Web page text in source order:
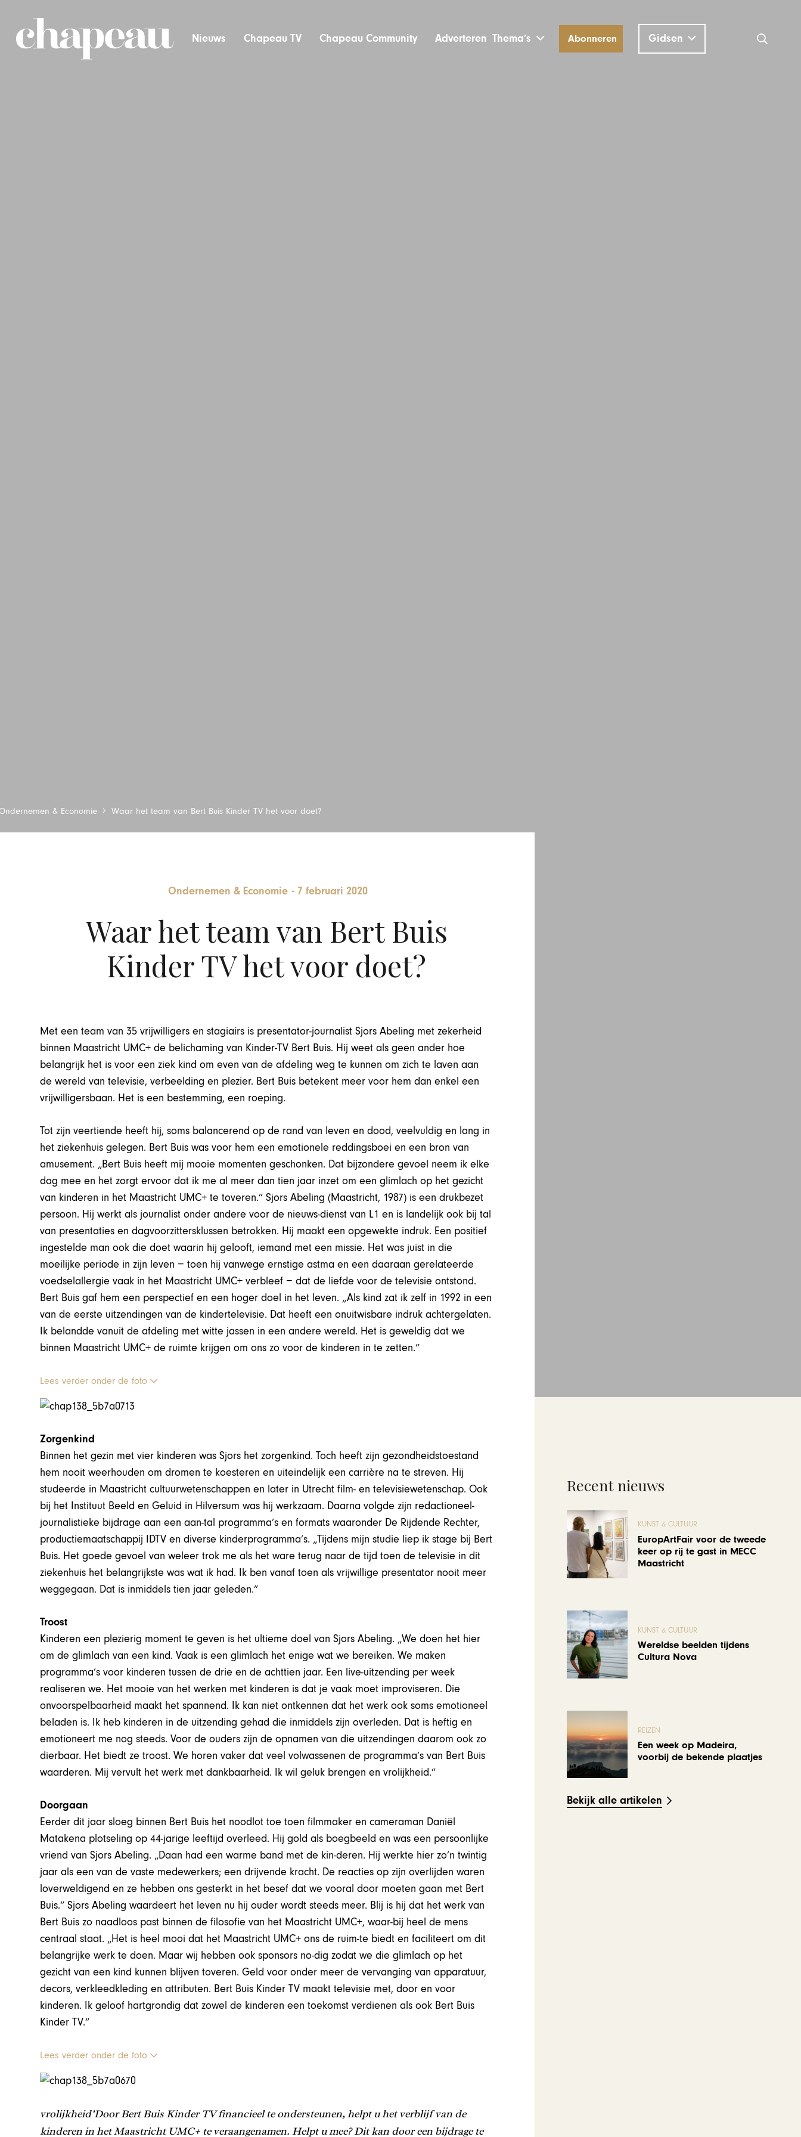
Nieuws Chapeau TV Chapeau Community Adverteren Thema’s Abonneren Gidsen
& Economie Waar het team van Bert Buis Kinder TV het voor doet?
Ondernemen & Economie - 7 februari 2020
Waar het team van Bert Buis
Kinder TV het voor doet?
Met een team van 35 vrijwilligers en stagiairs is presentator-journalist Sjors Abeling met zekerheid
binnen Maastricht UMC+ de belichaming van Kinder-TV Bert Buis. Hij weet als geen ander hoe
belangrijk het is voor een ziek kind om even van de afdeling weg te kunnen om zich te laven aan
de wereld van televisie, verbeelding en plezier. Bert Buis betekent meer voor hem dan enkel een
vrijwilligersbaan. Het is een bestemming, een roeping.
Tot zijn veertiende heeft hij, soms balancerend op de rand van leven en dood, veelvuldig en lang in
het ziekenhuis gelegen. Bert Buis was voor hem een emotionele reddingsboei en een bron van
amusement. „Bert Buis heeft mij mooie momenten geschonken. Dat bijzondere gevoel neem ik elke
dag mee en het zorgt ervoor dat ik me al meer dan tien jaar inzet om een glimlach op het gezicht
van kinderen in het Maastricht UMC+ te toveren.” Sjors Abeling (Maastricht, 1987) is een drukbezet
persoon. Hij werkt als journalist onder andere voor de nieuws-dienst van L1 en is landelijk ook bij tal
van presentaties en dagvoorzittersklussen betrokken. Hij maakt een opgewekte indruk. Een positief
ingestelde man ook die doet waarin hij gelooft, iemand met een missie. Het was juist in die
moeilijke periode in zijn leven − toen hij vanwege ernstige astma en een daaraan gerelateerde
voedselallergie vaak in het Maastricht UMC+ verbleef − dat de liefde voor de televisie ontstond.
Bert Buis gaf hem een perspectief en een hoger doel in het leven. „Als kind zat ik zelf in 1992 in een
van de eerste uitzendingen van de kindertelevisie. Dat heeft een onuitwisbare indruk achtergelaten.
Ik belandde vanuit de afdeling met witte jassen in een andere wereld. Het is geweldig dat we
binnen Maastricht UMC+ de ruimte krijgen om ons zo voor de kinderen in te zetten.”
Lees verder onder de foto
Zorgenkind
Binnen het gezin met vier kinderen was Sjors het zorgenkind. Toch heeft zijn gezondheidstoestand
hem nooit weerhouden om dromen te koesteren en uiteindelijk een carrière na te streven. Hij
studeerde in Maastricht cultuurwetenschappen en later in Utrecht film- en televisiewetenschap. Ook
bij het Instituut Beeld en Geluid in Hilversum was hij werkzaam. Daarna volgde zijn redactioneel-
journalistieke bijdrage aan een aan-tal programma’s en formats waaronder De Rijdende Rechter,
productiemaatschappij IDTV en diverse kinderprogramma’s. „Tijdens mijn studie liep ik stage bij Bert
Buis. Het goede gevoel van weleer trok me als het ware terug naar de tijd toen de televisie in dit
ziekenhuis het belangrijkste was wat ik had. Ik ben vanaf toen als vrijwillige presentator nooit meer
weggegaan. Dat is inmiddels tien jaar geleden.”
Troost
Kinderen een plezierig moment te geven is het ultieme doel van Sjors Abeling. „We doen het hier
om de glimlach van een kind. Vaak is een glimlach het enige wat we bereiken. We maken
programma’s voor kinderen tussen de drie en de achttien jaar. Een live-uitzending per week
realiseren we. Het mooie van het werken met kinderen is dat je vaak moet improviseren. Die
onvoorspelbaarheid maakt het spannend. Ik kan niet ontkennen dat het werk ook soms emotioneel
beladen is. Ik heb kinderen in de uitzending gehad die inmiddels zijn overleden. Dat is heftig en
emotioneert me nog steeds. Voor de ouders zijn de opnamen van die uitzendingen daarom ook zo
dierbaar. Het biedt ze troost. We horen vaker dat veel volwassenen de programma’s van Bert Buis
waarderen. Mij vervult het werk met dankbaarheid. Ik wil geluk brengen en vrolijkheid.”
Doorgaan
Eerder dit jaar sloeg binnen Bert Buis het noodlot toe toen filmmaker en cameraman Daniël
Matakena plotseling op 44-jarige leeftijd overleed. Hij gold als boegbeeld en was een persoonlijke
vriend van Sjors Abeling. „Daan had een warme band met de kin-deren. Hij werkte hier zo’n twintig
jaar als een van de vaste medewerkers; een drijvende kracht. De reacties op zijn overlijden waren
loverweldigend en ze hebben ons gesterkt in het besef dat we vooral door moeten gaan met Bert
Buis.” Sjors Abeling waardeert het leven nu hij ouder wordt steeds meer. Blij is hij dat het werk van
Bert Buis zo naadloos past binnen de filosofie van het Maastricht UMC+, waar-bij heel de mens
centraal staat. „Het is heel mooi dat het Maastricht UMC+ ons de ruim-te biedt en faciliteert om dit
belangrijke werk te doen. Maar wij hebben ook sponsors no-dig zodat we die glimlach op het
gezicht van een kind kunnen blijven toveren. Geld voor onder meer de vervanging van apparatuur,
decors, verkleedkleding en attributen. Bert Buis Kinder TV maakt televisie met, door en voor
kinderen. Ik geloof hartgrondig dat zowel de kinderen een toekomst verdienen als ook Bert Buis
Kinder TV.”
Lees verder onder de foto
vrolijkheid’Door Bert Buis Kinder TV financieel te ondersteunen, helpt u het verblijf van de
kinderen in het Maastricht UMC+ te veraangenamen. Helpt u mee? Dit kan door een bijdrage te
Recent nieuws
KUNST & CULTUUR
EuropArtFair voor de tweede
keer op rij te gast in MECC
Maastricht
KUNST & CULTUUR
Wereldse beelden tijdens
Cultura Nova
REIZEN
Een week op Madeira,
voorbij de bekende plaatjes
Bekijk alle artikelen